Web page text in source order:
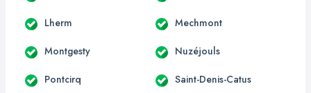
Lherm Mechmont
Montgesty Nuzéjouls
Pontcirq Saint-Denis-Catus